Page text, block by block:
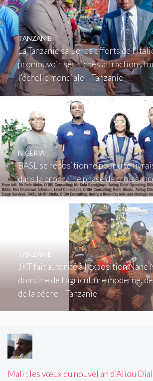
La Tanzanie salue les efforts de
promouvoir ses riches attractions
l’échelle mondiale – Tanzanie
TANZANIE
BASL se repositionne pour une
dans la prochaine phase de
NIGERIA
JKT fait autorité à l’exposition Nane
domaine de l’agriculture moderne,
de la pêche – Tanzanie
TANZANIE
Mali : les vœux du nouvel an d’Aliou